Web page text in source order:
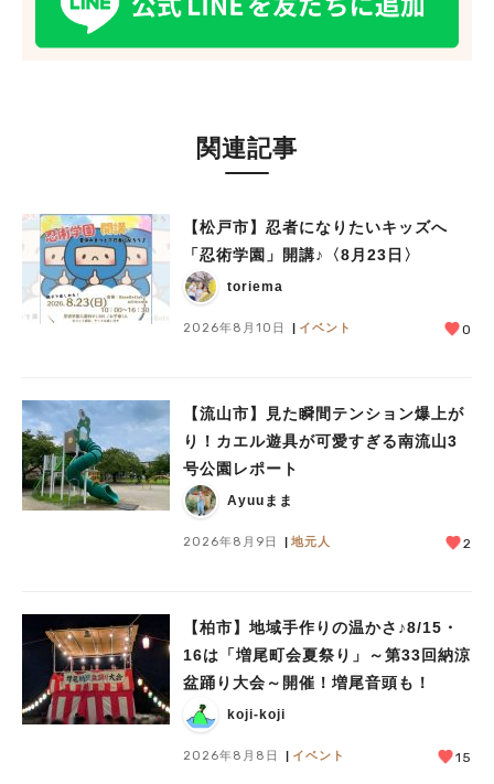
関連記事
【松戸市】忍者になりたいキッズへ
「忍術学園」開講♪〈8月23日〉
toriema
2026年8月10日 イベント 0
【流山市】見た瞬間テンション爆上が
り！カエル遊具が可愛すぎる南流山3
号公園レポート
Ayuuまま
2026年8月9日 地元人 2
【柏市】地域手作りの温かさ♪8/15・
16は「増尾町会夏祭り」～第33回納涼
盆踊り大会～開催！増尾音頭も！
koji-koji
2026年8月8日 イベント 15
人気のキーワード
#教えたい／教えて投稿記事